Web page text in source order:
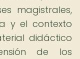
magistrales,
y el contexto
didáctico
de los